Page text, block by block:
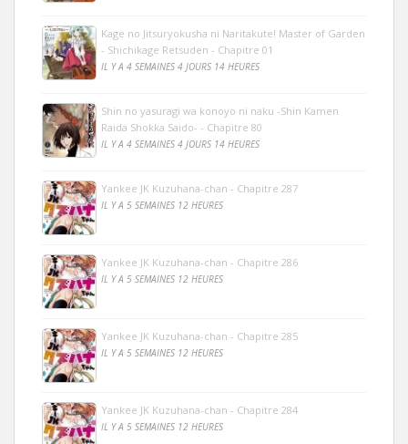
Kage no Jitsuryokusha ni Naritakute! Master of Garden
- Shichikage Retsuden - Chapitre 01
IL Y A 4 SEMAINES 4 JOURS 14 HEURES
Shin no yasuragi wa konoyo ni naku -Shin Kamen
Raida Shokka Saido- - Chapitre 80
IL Y A 4 SEMAINES 4 JOURS 14 HEURES
Yankee JK Kuzuhana-chan - Chapitre 287
IL Y A 5 SEMAINES 12 HEURES
Yankee JK Kuzuhana-chan - Chapitre 286
IL Y A 5 SEMAINES 12 HEURES
Yankee JK Kuzuhana-chan - Chapitre 285
IL Y A 5 SEMAINES 12 HEURES
Yankee JK Kuzuhana-chan - Chapitre 284
IL Y A 5 SEMAINES 12 HEURES